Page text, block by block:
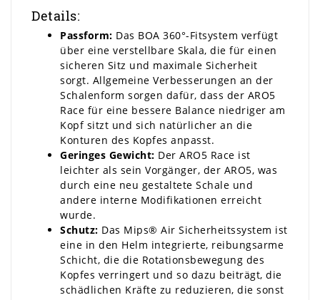
Details:
Passform: Das BOA 360°-Fitsystem verfügt
über eine verstellbare Skala, die für einen
sicheren Sitz und maximale Sicherheit
sorgt. Allgemeine Verbesserungen an der
Schalenform sorgen dafür, dass der ARO5
Race für eine bessere Balance niedriger am
Kopf sitzt und sich natürlicher an die
Konturen des Kopfes anpasst.
Geringes Gewicht: Der ARO5 Race ist
leichter als sein Vorgänger, der ARO5, was
durch eine neu gestaltete Schale und
andere interne Modifikationen erreicht
wurde.
Schutz: Das Mips® Air Sicherheitssystem ist
eine in den Helm integrierte, reibungsarme
Schicht, die die Rotationsbewegung des
Kopfes verringert und so dazu beiträgt, die
schädlichen Kräfte zu reduzieren, die sonst